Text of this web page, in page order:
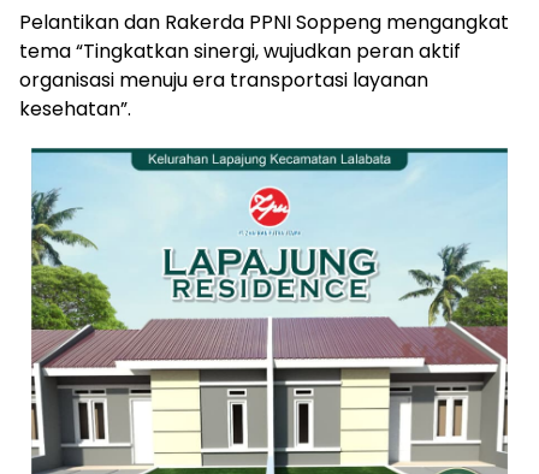
Pelantikan dan Rakerda PPNI Soppeng mengangkat
tema “Tingkatkan sinergi, wujudkan peran aktif
organisasi menuju era transportasi layanan
kesehatan”.